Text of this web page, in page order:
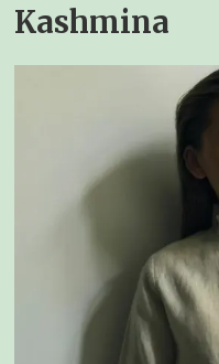
Kashmina